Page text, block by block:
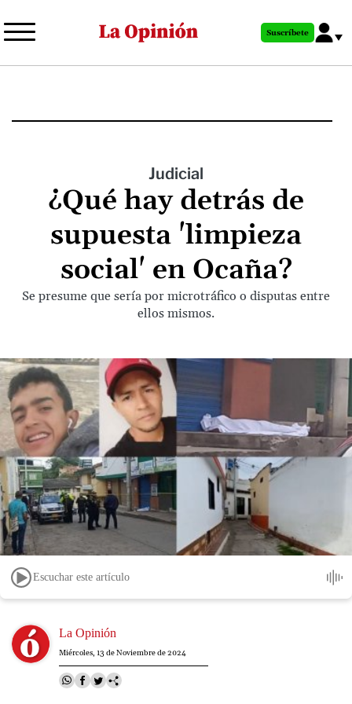
al
principal
Suscríbete
Judicial
¿Qué hay detrás de
supuesta 'limpieza
social' en Ocaña?
Se presume que sería por microtráfico o disputas entre
ellos mismos.
Escuchar este artículo
Image La Opinión
Miércoles, 13 de Noviembre de 2024